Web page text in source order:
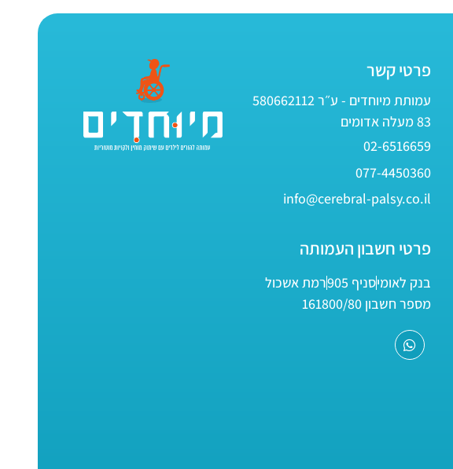
פרטי קשר
עמותת מיוחדים - ע״ר 580662112
83 מעלה אדומים
02-6516659
077-4450360
info@cerebral-palsy.co.il
פרטי חשבון העמותה
בנק לאומיסניף 905
רמת אשכול
מספר חשבון 161800/80